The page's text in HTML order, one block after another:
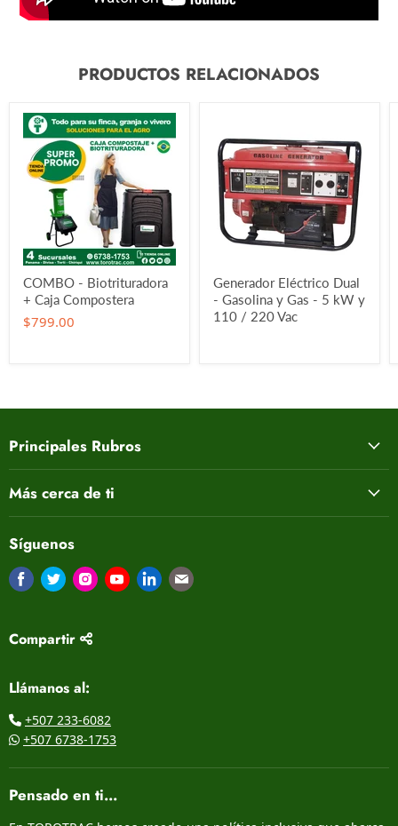
PRODUCTOS RELACIONADOS
COMBO - Biotrituradora
+ Caja Compostera
$799.00
Generador Eléctrico Dual
- Gasolina y Gas - 5 kW y
110 / 220 Vac
Principales Rubros
Más cerca de ti
Síguenos
Encuéntrenos en Facebook
Encuéntrenos en Twitter
Encuéntrenos en Instagram
Encuéntrenos en Youtube
Encuéntrenos en LinkedIn
Encuéntrenos en Correo
Compartir
Llámanos al:
+507 233-6082
+507 6738-1753
Pensado en ti...